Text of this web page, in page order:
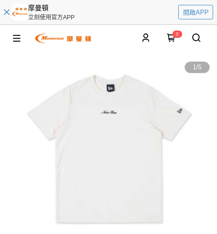
摩曼頓
立刻使用官方APP
開啟APP
0
1/5